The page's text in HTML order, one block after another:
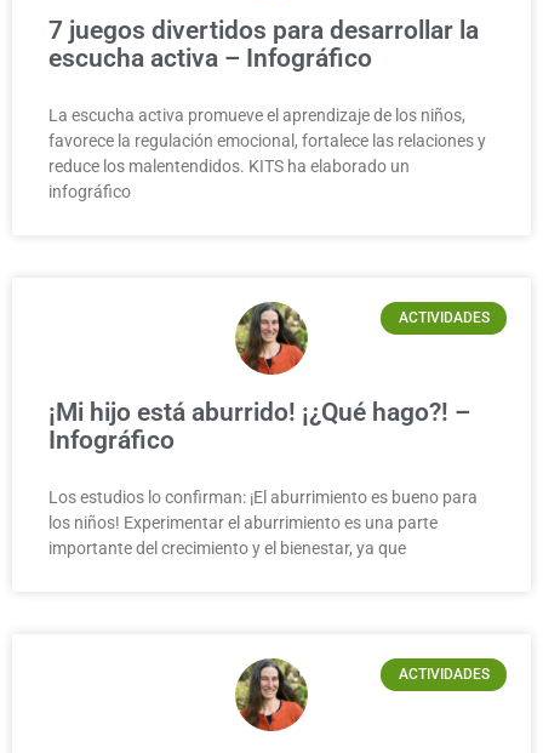
7 juegos divertidos para desarrollar la
escucha activa – Infográfico
La escucha activa promueve el aprendizaje de los niños,
favorece la regulación emocional, fortalece las relaciones y
reduce los malentendidos. KITS ha elaborado un
infográfico
ACTIVIDADES
¡Mi hijo está aburrido! ¡¿Qué hago?! –
Infográfico
Los estudios lo confirman: ¡El aburrimiento es bueno para
los niños! Experimentar el aburrimiento es una parte
importante del crecimiento y el bienestar, ya que
ACTIVIDADES